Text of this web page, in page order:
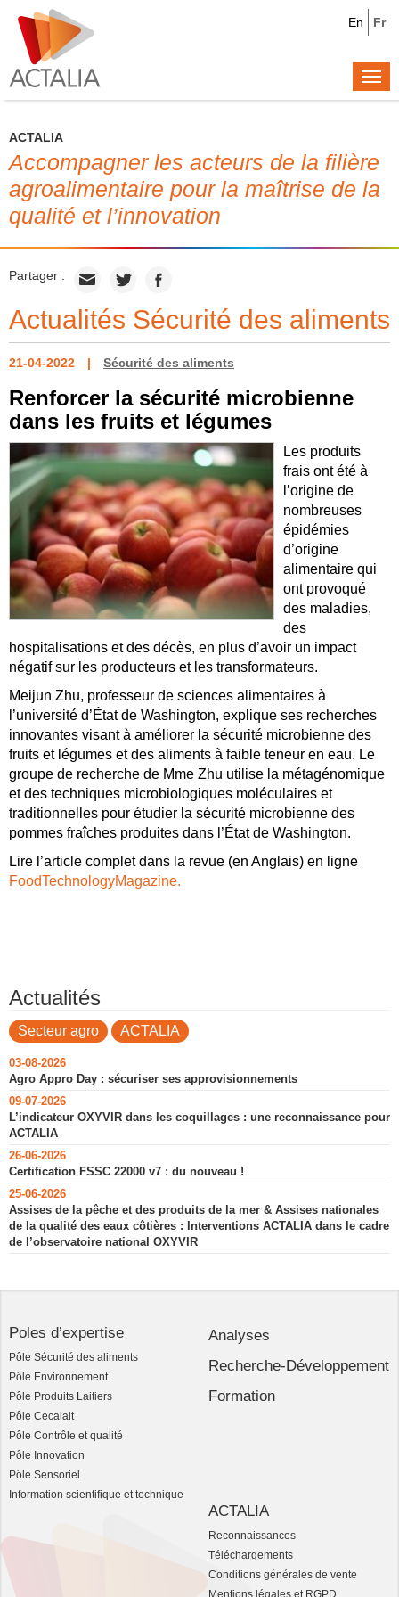
Fr
En
ACTALIA
Accompagner les acteurs de la filière
agroalimentaire pour la maîtrise de la
qualité et l’innovation
Partager :
Actualités Sécurité des aliments
21-04-2022 Sécurité des aliments
Renforcer la sécurité microbienne
dans les fruits et légumes
Les produits
frais ont été à
l’origine de
nombreuses
épidémies
d’origine
alimentaire qui
ont provoqué
des maladies,
des
hospitalisations et des décès, en plus d’avoir un impact
négatif sur les producteurs et les transformateurs.
Meijun Zhu, professeur de sciences alimentaires à
l’université d’État de Washington, explique ses recherches
innovantes visant à améliorer la sécurité microbienne des
fruits et légumes et des aliments à faible teneur en eau. Le
groupe de recherche de Mme Zhu utilise la métagénomique
et des techniques microbiologiques moléculaires et
traditionnelles pour étudier la sécurité microbienne des
pommes fraîches produites dans l’État de Washington.
Lire l’article complet dans la revue (en Anglais) en ligne
FoodTechnologyMagazine.
Actualités
Secteur agro ACTALIA
03-08-2026
Agro Appro Day : sécuriser ses approvisionnements
09-07-2026
L’indicateur OXYVIR dans les coquillages : une reconnaissance pour
ACTALIA
26-06-2026
Certification FSSC 22000 v7 : du nouveau !
25-06-2026
Assises de la pêche et des produits de la mer & Assises nationales
de la qualité des eaux côtières : Interventions ACTALIA dans le cadre
de l’observatoire national OXYVIR
Poles d’expertise
Pôle Sécurité des aliments
Pôle Environnement
Pôle Produits Laitiers
Pôle Cecalait
Pôle Contrôle et qualité
Pôle Innovation
Pôle Sensoriel
Information scientifique et technique
Analyses
Recherche-Développement
Formation
ACTALIA
Reconnaissances
Téléchargements
Conditions générales de vente
Mentions légales et RGPD